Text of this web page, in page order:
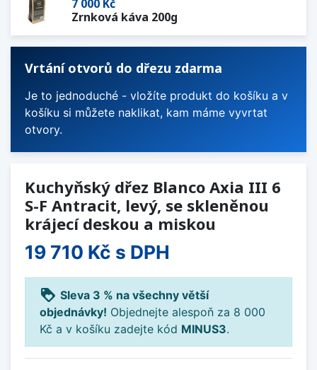
7 000 Kč
Zrnková káva 200g
Vrtání otvorů do dřezu zdarma
Je to jednoduché - vložíte produkt do košíku a v
košíku si můžete naklikat, kam máme vyvrtat
otvory.
Kuchyňský dřez Blanco Axia III 6
S-F Antracit, levý, se skleněnou
krájecí deskou a miskou
19 710 Kč s DPH
loyalty Sleva 3 % na všechny větší
objednávky! Objednejte alespoň za 8 000
Kč a v košíku zadejte kód MINUS3.